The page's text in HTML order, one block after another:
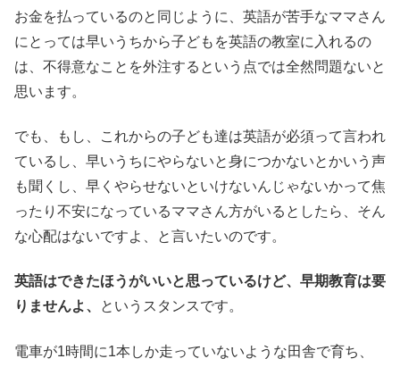
お金を払っているのと同じように、英語が苦手なママさん
にとっては早いうちから子どもを英語の教室に入れるの
は、不得意なことを外注するという点では全然問題ないと
思います。
でも、もし、これからの子ども達は英語が必須って言われ
ているし、早いうちにやらないと身につかないとかいう声
も聞くし、早くやらせないといけないんじゃないかって焦
ったり不安になっているママさん方がいるとしたら、そん
な心配はないですよ、と言いたいのです。
英語はできたほうがいいと思っているけど、早期教育は要
りませんよ、
というスタンスです。
電車が1時間に1本しか走っていないような田舎で育ち、